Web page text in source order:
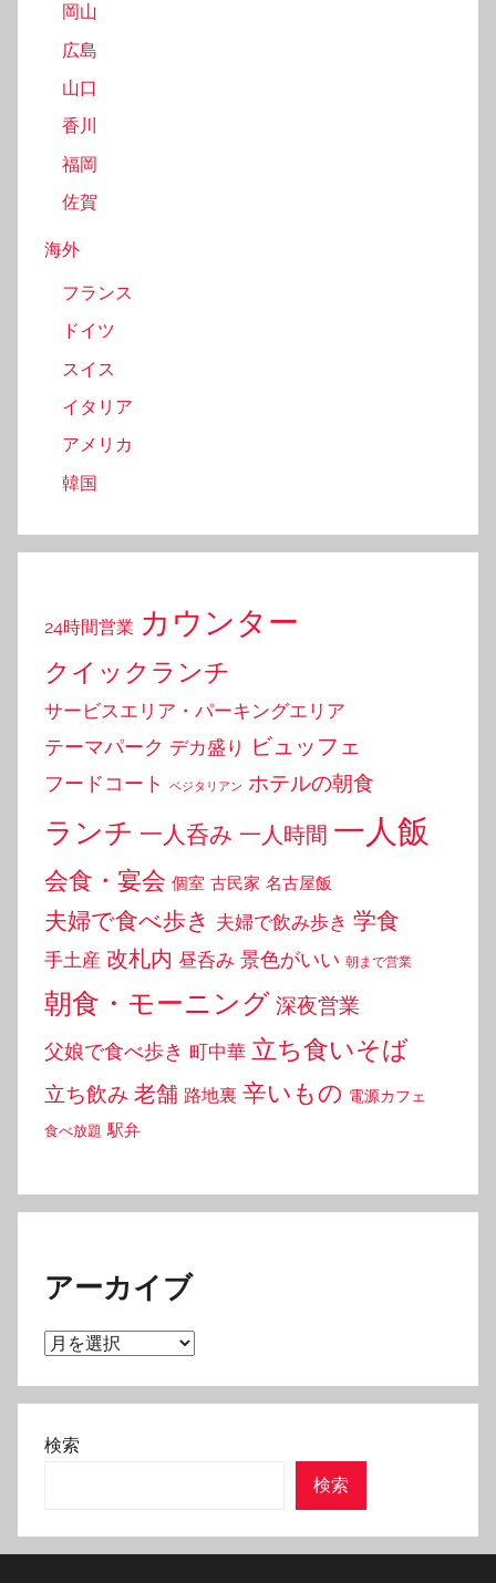
岡山
広島
山口
香川
福岡
佐賀
海外
フランス
ドイツ
スイス
イタリア
アメリカ
韓国
24時間営業 カウンター
クイックランチ
サービスエリア・パーキングエリア
テーマパーク デカ盛り ビュッフェ
フードコート ベジタリアン ホテルの朝食
ランチ 一人呑み 一人時間 一人飯
会食・宴会 個室 古民家 名古屋飯
夫婦で食べ歩き 夫婦で飲み歩き 学食
手土産 改札内 昼呑み 景色がいい 朝まで営業
朝食・モーニング 深夜営業
父娘で食べ歩き 町中華 立ち食いそば
立ち飲み 老舗 路地裏 辛いもの 電源カフェ
食べ放題 駅弁
アーカイブ
ア
カ
イ
検索
検索